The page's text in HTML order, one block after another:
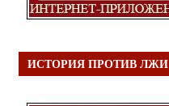
ИСТОРИЯ ПРОТИВ ЛЖИ